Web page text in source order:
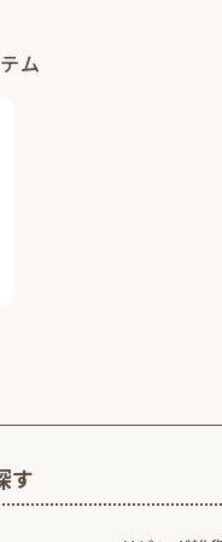
ム
す